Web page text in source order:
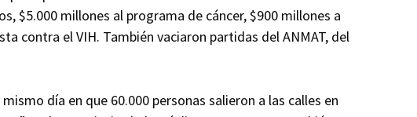
$5.000 millones al programa de cáncer, $900 millones a
contra el VIH. También vaciaron partidas del ANMAT, del
día en que 60.000 personas salieron a las calles en